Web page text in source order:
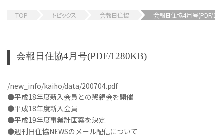
TOP トピックス 会報日住協 会報日住協4月号(PDF/
会報日住協4月号(PDF/1280KB)
/new_info/kaiho/data/200704.pdf
●平成18年度新入会員との懇親会を開催
●平成18年度新入会員
●平成19年度事業計画案を決定
●週刊日住協NEWSのメール配信について